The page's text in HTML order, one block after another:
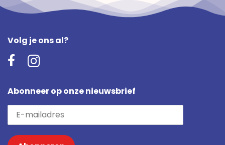
Volg je ons al?
Abonneer op onze nieuwsbrief